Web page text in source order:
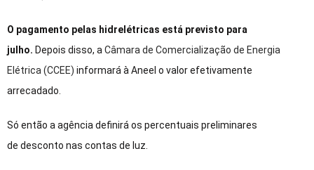
O pagamento pelas hidrelétricas está previsto para
julho. Depois disso, a Câmara de Comercialização de Energia
Elétrica (CCEE) informará à Aneel o valor efetivamente
arrecadado.
Só então a agência definirá os percentuais preliminares
de desconto nas contas de luz.